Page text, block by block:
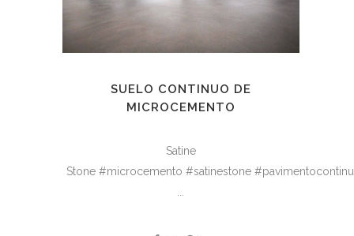
SUELO CONTINUO DE
MICROCEMENTO
Satine
Stone #microcemento #satinestone